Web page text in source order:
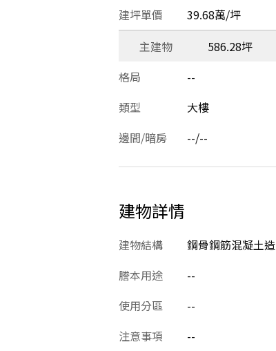
建坪單價 39.68萬/坪
主建物
586.28坪
格局
--
類型
大樓
邊間/暗房
--/--
建物詳情
建物結構 鋼骨鋼筋混凝土造
謄本用途
--
使用分區
--
注意事項
--